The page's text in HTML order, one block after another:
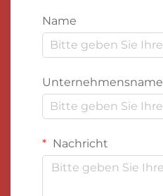
Name
Unternehmensname
Nachricht